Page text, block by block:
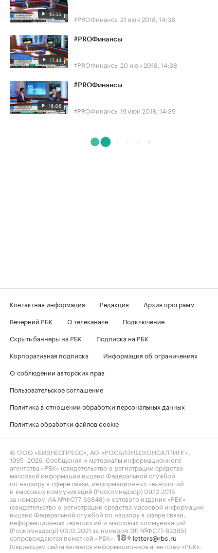
15:55 #PROФинансы 21 июн 2018, 14:38
17:44
#PROФинансы
#PROФинансы 20 июн 2018, 14:38
16:06
#PROФинансы
#PROФинансы 19 июн 2018, 14:39
Контактная информация Редакция
Архив программ
Вечерний РБК
О телеканале
Подключение
Скрыть баннеры на РБК
Подписка на РБК
Корпоративная подписка
Информация об ограничениях
О соблюдении авторских прав
Пользовательское соглашение
Политика в отношении обработки персональных данных
Политика обработки файлов cookie
© ООО «БИЗНЕСПРЕСС», АО «РОСБИЗНЕСКОНСАЛТИНГ»,
1995–2026 . Сообщения и материалы информационного
агентства «РБК» (свидетельство о регистрации средства
массовой информации выдано Федеральной службой
по надзору в сфере связи, информационных технологий
и массовых коммуникаций (Роскомнадзор) 09.12.2015
за номером ИА №ФС77-63848) и сетевого издания «РБК»
(свидетельство о регистрации средства массовой информации
выдано Федеральной службой по надзору в сфере связи,
информационных технологий и массовых коммуникаций
(Роскомнадзор) 03.12.2021 за номером ЭЛ №ФС77-82385)
сопровождаются пометкой «РБК». 18+ letters@rbc.ru
Владельцем сайта является информационное агентство «РБК».